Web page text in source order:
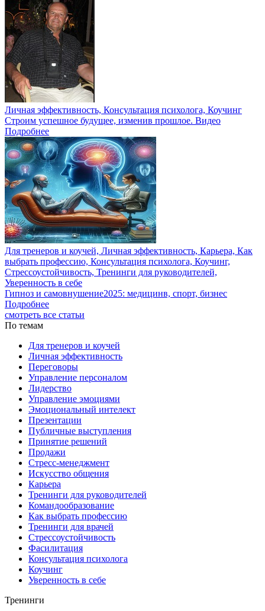
Личная эффективность, Консультация психолога, Коучинг
Строим успешное будущее, изменив прошлое. Видео
Подробнее
Для тренеров и коучей, Личная эффективность, Карьера, Как
выбрать профессию, Консультация психолога, Коучинг,
Стрессоустойчивость, Тренинги для руководителей,
Уверенность в себе
Гипноз и самовнушение2025: медицинв, спорт, бизнес
Подробнее
смотреть все статьи
По темам
Для тренеров и коучей
Личная эффективность
Переговоры
Управление персоналом
Лидерство
Управление эмоциями
Эмоциональный интелект
Презентации
Публичные выступления
Принятие решений
Продажи
Стресс-менеджмент
Искусство общения
Карьера
Тренинги для руководителей
Командообразование
Как выбрать профессию
Тренинги для врачей
Стрессоустойчивость
Фасилитация
Консультация психолога
Коучинг
Уверенность в себе
Тренинги